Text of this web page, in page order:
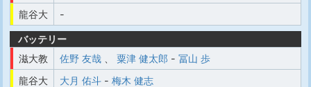
龍谷大
-
バッテリー
滋大教
佐野 友哉 粟津 健太郎 - 冨山 歩
龍谷大
大月 佑斗 - 梅木 健志